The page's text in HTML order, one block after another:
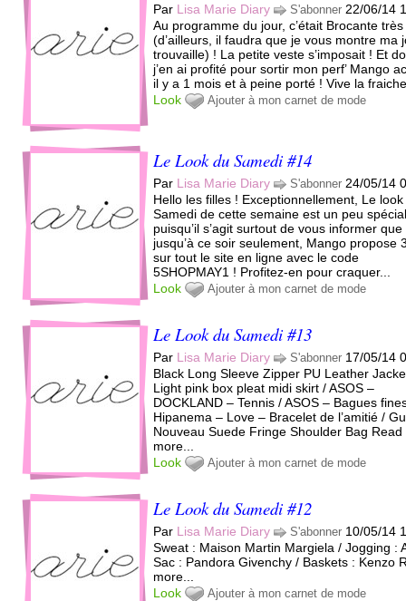
Par Lisa Marie Diary S'abonner 22/06/14
Au programme du jour, c’était Brocante
(d’ailleurs, il faudra que je vous montre ma
trouvaille) ! La petite veste s’imposait ! Et
j’en ai profité pour sortir mon perf’ Mango
il y a 1 mois et à peine porté ! Vive la
Look
Ajouter à mon carnet de mode
Le Look du Samedi #14
Par Lisa Marie Diary S'abonner 24/05/14
Hello les filles ! Exceptionnellement, Le
Samedi de cette semaine est un peu
puisqu’il s’agit surtout de vous informer que
jusqu’à ce soir seulement, Mango propose
sur tout le site en ligne avec le code
5SHOPMAY1 ! Profitez-en pour craquer...
Look
Ajouter à mon carnet de mode
Le Look du Samedi #13
Par Lisa Marie Diary S'abonner 17/05/14
Black Long Sleeve Zipper PU Leather
Light pink box pleat midi skirt / ASOS –
DOCKLAND – Tennis / ASOS – Bagues
Hipanema – Love – Bracelet de l’amitié /
Nouveau Suede Fringe Shoulder Bag Read
more...
Look
Ajouter à mon carnet de mode
Le Look du Samedi #12
Par Lisa Marie Diary S'abonner 10/05/14
Sweat : Maison Martin Margiela / Jogging :
Sac : Pandora Givenchy / Baskets : Kenzo
more...
Look
Ajouter à mon carnet de mode